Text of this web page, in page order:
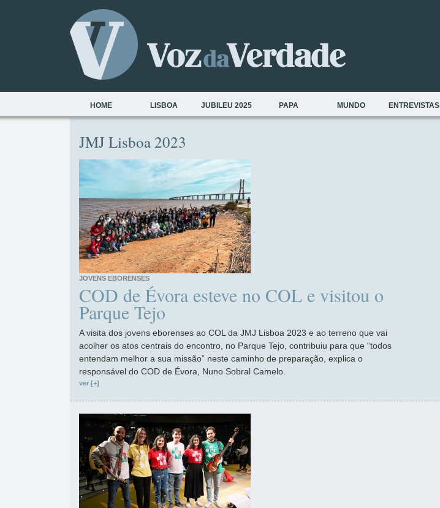
HOME LISBOA JUBILEU 2025 PAPA MUNDO ENTREVISTAS
JMJ Lisboa 2023
JOVENS EBORENSES
COD de Évora esteve no COL e visitou o
Parque Tejo
A visita dos jovens eborenses ao COL da JMJ Lisboa 2023 e ao terreno que vai
acolher os atos centrais do encontro, no Parque Tejo, contribuiu para que “todos
entendam melhor a sua missão” neste caminho de preparação, explica o
responsável do COD de Évora, Nuno Sobral Camelo.
ver [+]